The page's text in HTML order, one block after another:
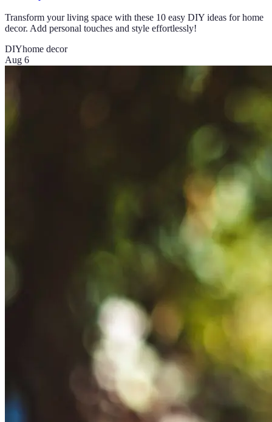
Transform your living space with these 10 easy DIY ideas for home
decor. Add personal touches and style effortlessly!
DIYhome decor
Aug 6